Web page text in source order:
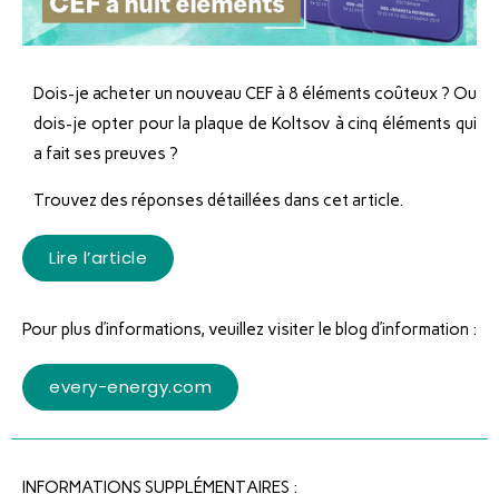
Dois-je acheter un nouveau CEF à 8 éléments coûteux ? Ou
dois-je opter pour la plaque de Koltsov à cinq éléments qui
a fait ses preuves ?
Trouvez des réponses détaillées dans cet article.
Lire l’article
Pour plus d’informations, veuillez visiter le blog d’information :
every-energy.com
INFORMATIONS SUPPLÉMENTAIRES :